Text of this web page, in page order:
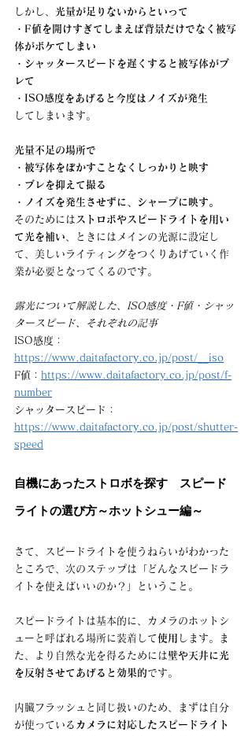
しかし、 光量が足りないからといって
・F値を開けすぎてしまえば背景だけでなく被写
体がボケてしまい
・シャッタースピードを遅くすると被写体がブ
レて
・ISO感度をあげると今度はノイズが発生
してしまいます。
光量不足の場所で
・被写体をぼかすことなくしっかりと映す
・ブレを抑えて撮る
・ノイズを発生させずに、シャープに映す。
そのためには ストロボやスピードライトを用い
て光を補い 、ときにはメインの光源に設定し
て、美しいライティングをつくりあげていく作
業が必要となってくるのです。
露光について解説した、ISO感度・F値・シャッ
タースピード、それぞれの記事
ISO感度：
https://www.daitafactory.co.jp/post/__iso
F値：
https://www.daitafactory.co.jp/post/f-
number
シャッタースピード：
https://www.daitafactory.co.jp/post/shutter-
speed
自機にあったストロボを探す　スピード
ライトの選び方～ホットシュー編～
さて、スピードライトを使うねらいがわかった
ところで、次のステップは「どんなスピードラ
イトを使えばいいのか？」ということ。
スピードライトは基本的に、カメラのホットシ
ューと呼ばれる場所に装着して使用 します。ま
た、より自然な光を得るためには 壁や天井に光
を反射させてあげると効果的です。
内臓フラッシュと同じ扱いのため、まずは自分
が使っている カメラに対応したスピードライト